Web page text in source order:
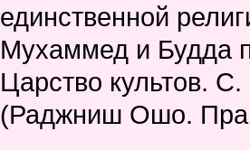
единственной
Мухаммед и Будда
Царство культов.
(Раджниш Ошо.